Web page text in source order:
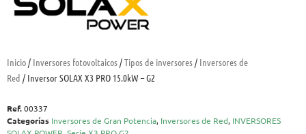
Inicio/ Inversores fotovoltaicos/Tipos de inversores/ Inversores de
Red / Inversor SOLAX X3 PRO 15.0kW – G2
Ref.00337
Categorías Inversores de Gran Potencia, Inversores de Red, INVERSORES